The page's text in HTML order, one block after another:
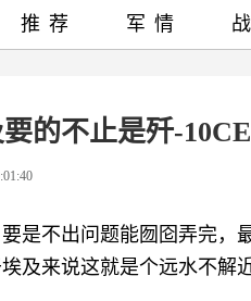
的不止是歼-
是不出问题能囫囵弄完，
及来说这就是个远水不解
推荐 军情